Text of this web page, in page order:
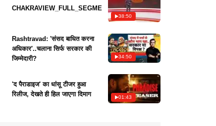
CHAKRAVIEW_FULL_SEGMENT
38:50
Rashtravad: 'संसद बाधित करना
अधिकार'..चलाना सिर्फ सरकार की
जिम्मेदारी?
34:50
'द पैराडाइज' का धांसू टीजर हुआ
रिलीज, देखते ही हिल जाएगा दिमाग
01:43